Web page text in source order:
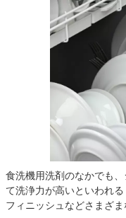
食洗機用洗剤のなかでも
て洗浄力が高いといわれ
フィニッシュなどさまざ